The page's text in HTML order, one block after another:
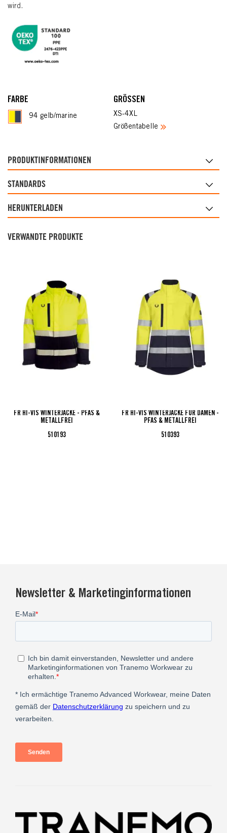
wird.
FARBE
94 gelb/marine
GRÖSSEN
XS-4XL
Größentabelle
PRODUKTINFORMATIONEN
STANDARDS
HERUNTERLADEN
VERWANDTE PRODUKTE
FR HI-VIS WINTERJACKE - PFAS &
METALLFREI
510193
FR HI-VIS WINTERJACKE FÜR DAMEN -
PFAS & METALLFREI
510393
Newsletter & Marketinginformationen